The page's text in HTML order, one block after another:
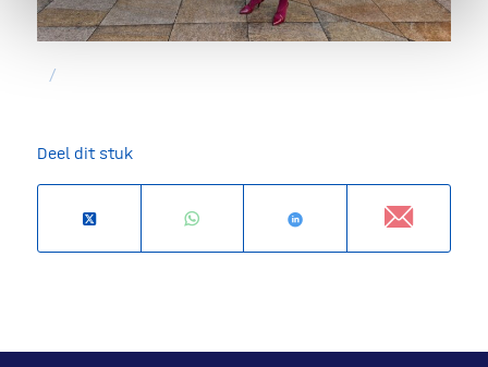
/
Deel dit stuk